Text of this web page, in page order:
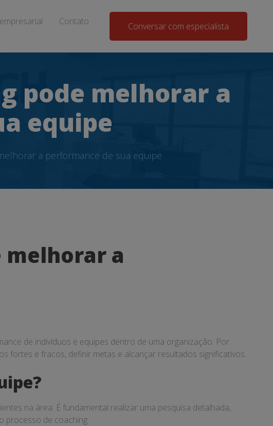
Contato Conversar com especialista
pode melhorar a
equipe
a performance de sua equipe
melhorar a
de indivíduos e equipes dentro de uma organização. Por
fortes e fracos, definir metas e alcançar resultados significativos.
na área. É fundamental realizar uma pesquisa detalhada,
processo de coaching.